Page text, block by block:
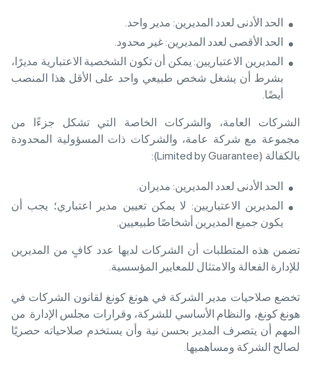
الحد الأدنى لعدد المديرين: مدير واحد.
الحد الأقصى لعدد المديرين: غير محدود.
المديرين الاعتباريين: يمكن أن تكون الشخصية الاعتبارية مديرًا،
بشرط أن يشغل شخص طبيعي واحد على الأقل هذا المنصب
أيضًا.
الشركات العامة، والشركات الخاصة التي تشكل جزءًا من
مجموعة مع شركة عامة، والشركات ذات المسؤولية المحدودة
بالكفالة (Limited by Guarantee):
الحد الأدنى لعدد المديرين: مديران.
المديرين الاعتباريين: لا يمكن تعيين مدير اعتباري؛ يجب أن
يكون جميع المديرين أشخاصًا طبيعيين.
تضمن هذه المتطلبات أن الشركات لديها عدد كافٍ من المديرين
للإدارة الفعالة والامتثال للمعايير المؤسسية.
تخضع صلاحيات مدير الشركة في هونغ كونغ لقانون الشركات في
هونغ كونغ، والنظام الأساسي للشركة، وقرارات مجلس الإدارة. من
المهم أن يتصرف المدير بحسن نية وأن يستخدم صلاحياته حصريًا
لصالح الشركة ومساهميها.